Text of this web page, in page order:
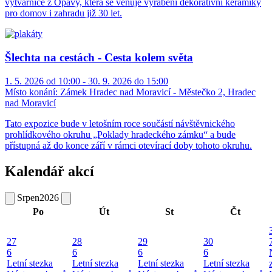
výtvarnice z Opavy, která se věnuje vyrábění dekorativní keramiky
pro domov i zahradu již 30 let.
Šlechta na cestách - Cesta kolem světa
1. 5. 2026 od 10:00 - 30. 9. 2026 do 15:00
Místo konání: Zámek Hradec nad Moravicí - Městečko 2, Hradec
nad Moravicí
Tato expozice bude v letošním roce součástí návštěvnického
prohlídkového okruhu „Poklady hradeckého zámku“ a bude
přístupná až do konce září v rámci otevírací doby tohoto okruhu.
Kalendář akcí
Srpen2026
Po
Út St Čt
27
6
Letní stezka
28
6
Letní stezka
29
6
Letní stezka
30
6
Letní stezka